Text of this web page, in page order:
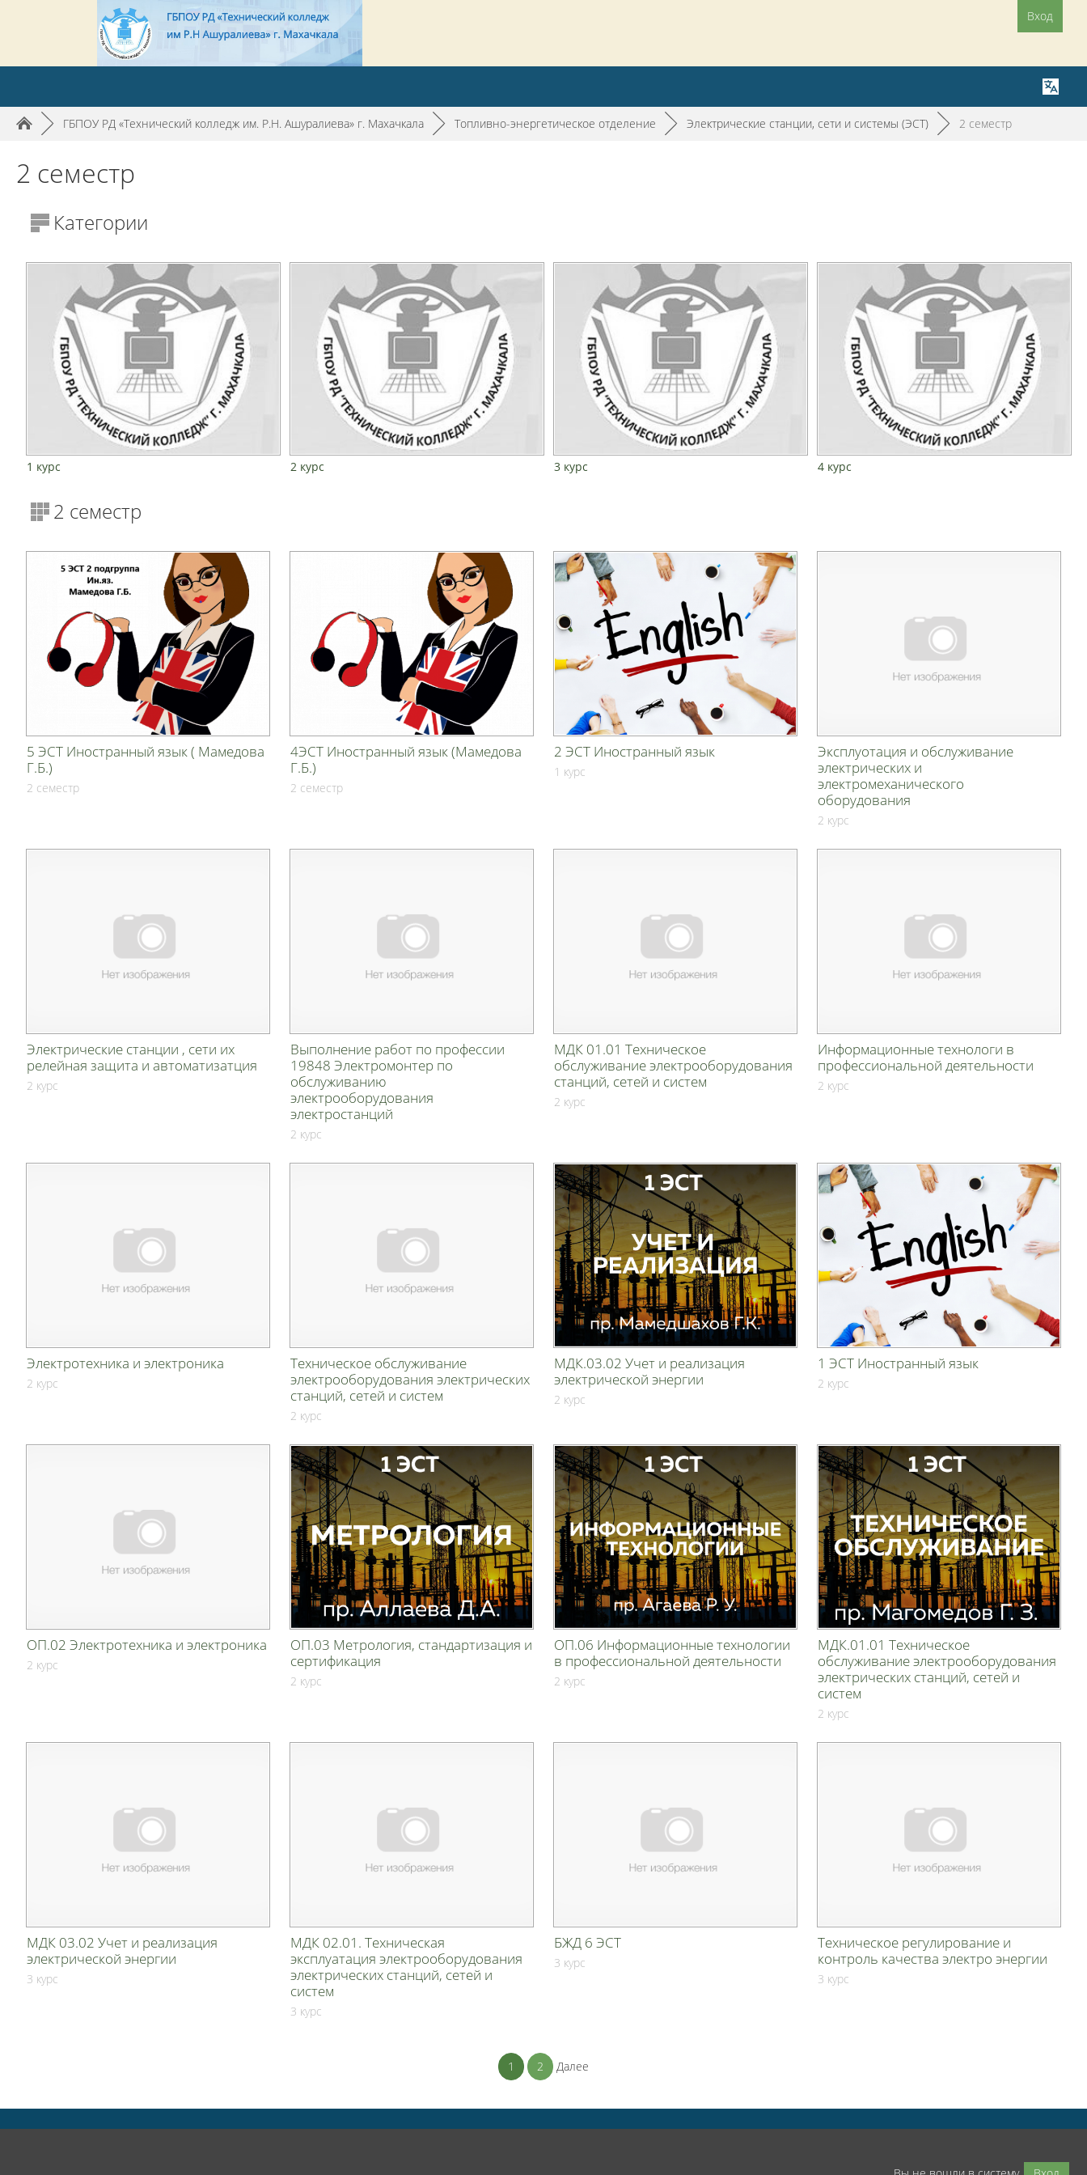
Вход
► ГБПОУ РД «Технический колледж им. Р.Н. Ашуралиева» г. Махачкала ► Топливно-энергетическое отделение ► Электрические станции, сети и системы (ЭСТ) ► 2 семестр
2 семестр
Категории
1 курс 2 курс 3 курс 4 курс
2 семестр
5 ЭСТ Иностранный язык ( Мамедова
Г.Б.)
2 семестр
4ЭСТ Иностранный язык (Мамедова
Г.Б.)
2 семестр
2 ЭСТ Иностранный язык
1 курс
Эксплуотация и обслуживание
электрических и
электромеханического
оборудования
2 курс
Электрические станции , сети их
релейная защита и автоматизатция
2 курс
Выполнение работ по профессии
19848 Электромонтер по
обслуживанию
электрооборудования
электростанций
2 курс
МДК 01.01 Техническое
обслуживание электрооборудования
станций, сетей и систем
2 курс
Информационные технологи в
профессиональной деятельности
2 курс
Электротехника и электроника
2 курс
Техническое обслуживание
электрооборудования электрических
станций, сетей и систем
2 курс
МДК.03.02 Учет и реализация
электрической энергии
2 курс
1 ЭСТ Иностранный язык
2 курс
ОП.02 Электротехника и электроника
2 курс
ОП.03 Метрология, стандартизация и
сертификация
2 курс
ОП.06 Информационные технологии
в профессиональной деятельности
2 курс
МДК.01.01 Техническое
обслуживание электрооборудования
электрических станций, сетей и
систем
2 курс
МДК 03.02 Учет и реализация
электрической энергии
3 курс
МДК 02.01. Техническая
эксплуатация электрооборудования
электрических станций, сетей и
систем
3 курс
БЖД 6 ЭСТ
3 курс
Техническое регулирование и
контроль качества электро энергии
3 курс
1 2 Далее